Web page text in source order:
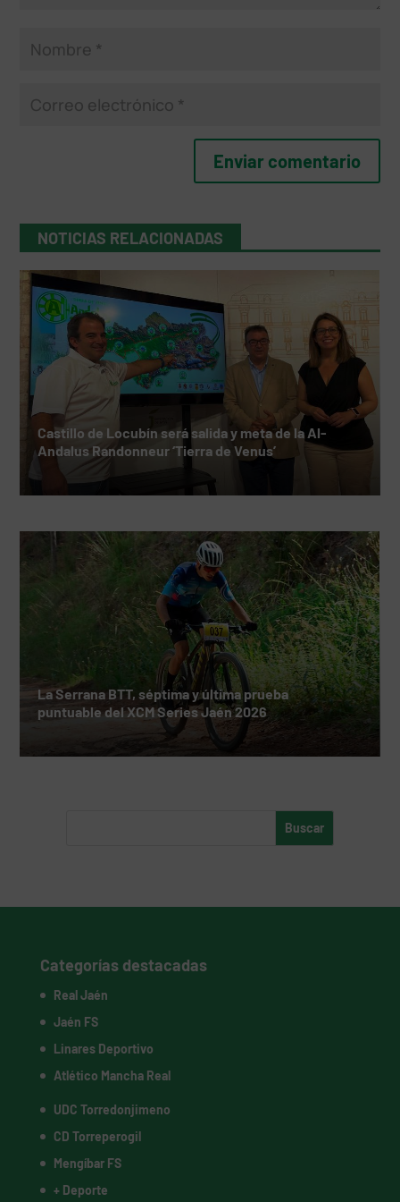
NOTICIAS RELACIONADAS
Castillo de Locubín será salida y meta de la Al-
Andalus Randonneur ‘Tierra de Venus’
La Serrana BTT, séptima y última prueba
puntuable del XCM Series Jaén 2026
Categorías destacadas
Real Jaén
Jaén FS
Linares Deportivo
Atlético Mancha Real
UDC Torredonjimeno
CD Torreperogil
Mengíbar FS
+ Deporte